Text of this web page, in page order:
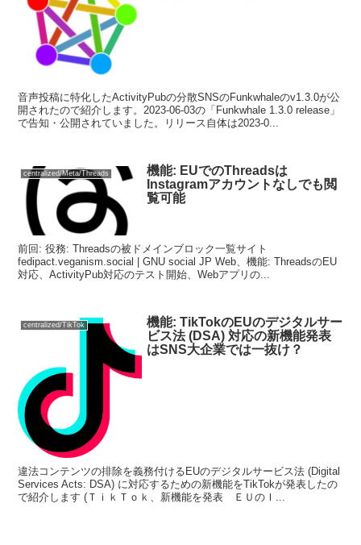
音声投稿に特化したActivityPubの分散SNSのFunkwhaleのv1.3.0が公
開されたので紹介します。2023-06-03の「Funkwhale 1.3.0 release」
で告知・公開されていました。リリース自体は2023-0...
centralized/Meta/Threads
機能: EUでのThreadsは
Instagramアカウントなしでも閲
覧可能
前回: 役務: Threadsの被ドメインブロック一覧サイト
fedipact.veganism.social | GNU social JP Web、機能: ThreadsのEU
対応、ActivityPub対応のテスト開始、Webアプリの...
centralized/TikTok
機能: TikTokのEUのデジタルサー
ビス法 (DSA) 対応の新機能発表
はSNS大企業では一抜け？
違法コンテンツの排除を義務付けるEUのデジタルサービス法 (Digital
Services Acts: DSA) に対応するための新機能をTikTokが発表したの
で紹介します (ＴｉｋＴｏｋ、新機能を発表 ＥＵのＩ...